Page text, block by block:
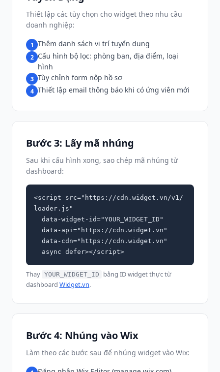
Thiết lập các tùy chọn cho widget theo nhu cầu
doanh nghiệp:
1 Thêm danh sách vị trí tuyển dụng
2 Cấu hình bộ lọc: phòng ban, địa điểm, loại
hình
3 Tùy chỉnh form nộp hồ sơ
4 Thiết lập email thông báo khi có ứng viên mới
Bước 3: Lấy mã nhúng
Sau khi cấu hình xong, sao chép mã nhúng từ
dashboard:
<script src="https://cdn.widget.vn/v1/
loader.js"
  async defer></script>
Thay YOUR_WIDGET_ID
bằng ID widget thực từ
dashboard Widget.vn.
Bước 4: Nhúng vào Wix
Làm theo các bước sau để nhúng widget vào Wix: